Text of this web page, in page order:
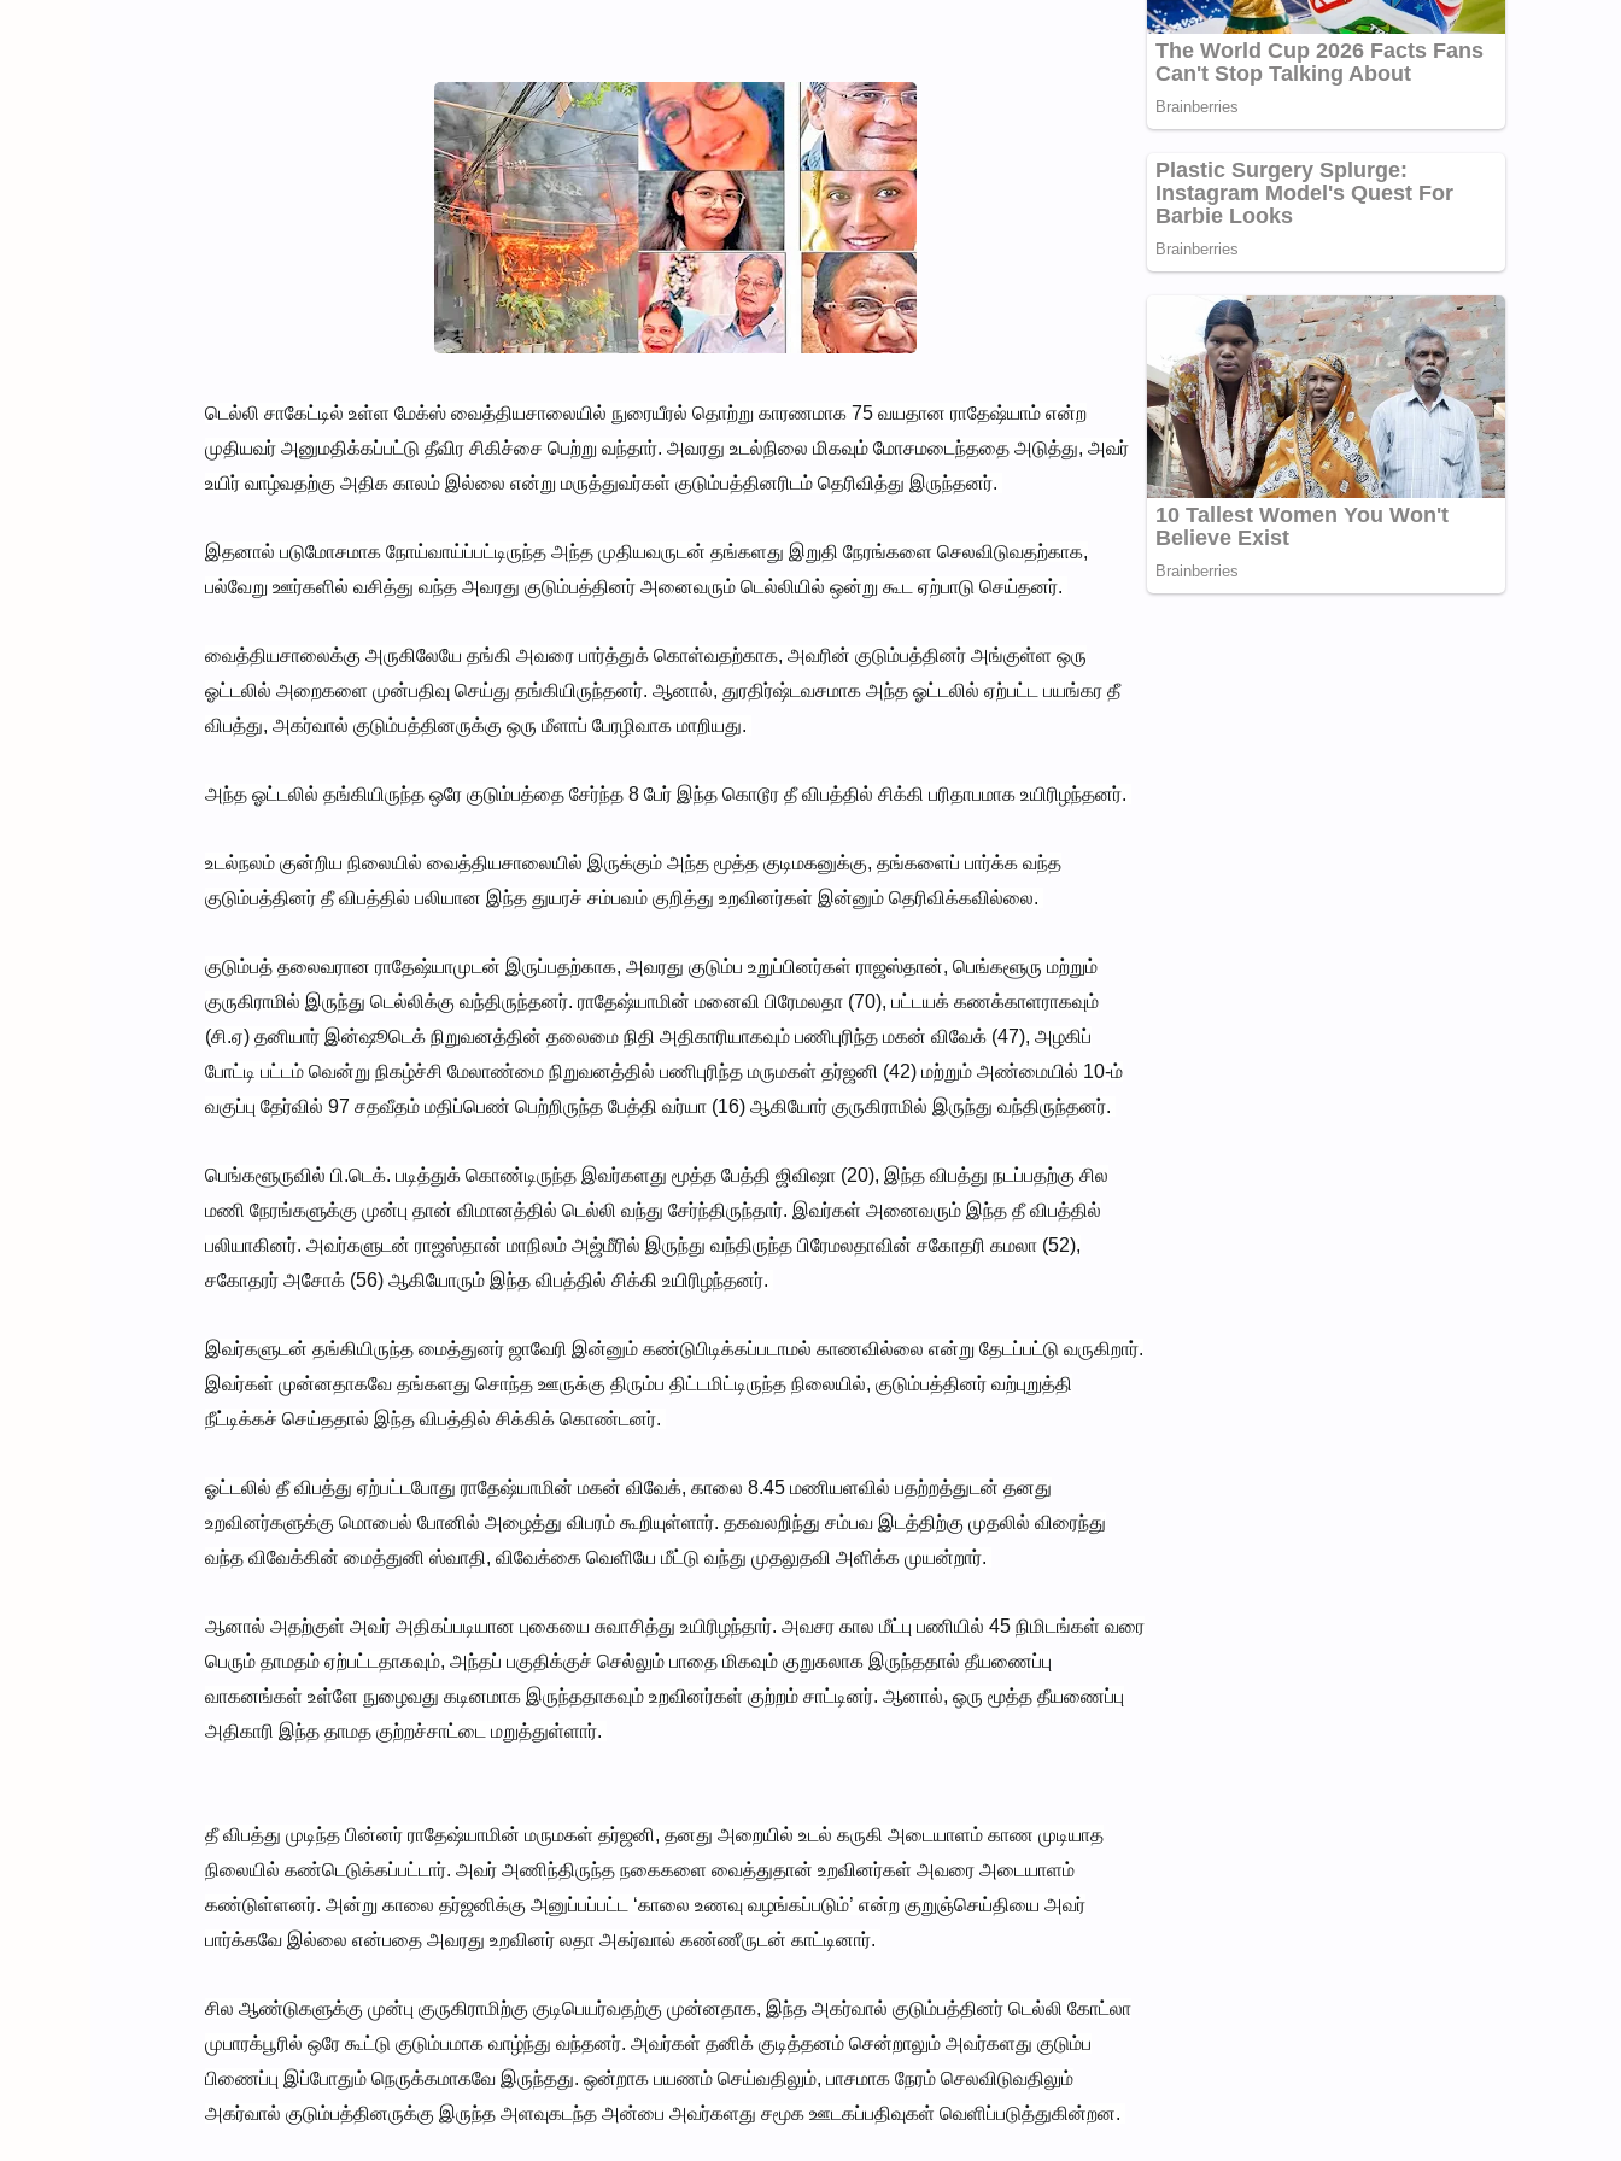
டெல்லி சாகேட்டில் உள்ள மேக்ஸ் வைத்தியசாலையில் நுரையீரல் தொற்று காரணமாக 75 வயதான ராதேஷ்யாம் என்ற
முதியவர் அனுமதிக்கப்பட்டு தீவிர சிகிச்சை பெற்று வந்தார். அவரது உடல்நிலை மிகவும் மோசமடைந்ததை அடுத்து, அவர்
உயிர் வாழ்வதற்கு அதிக காலம் இல்லை என்று மருத்துவர்கள் குடும்பத்தினரிடம் தெரிவித்து இருந்தனர்.
இதனால் படுமோசமாக நோய்வாய்ப்பட்டிருந்த அந்த முதியவருடன் தங்களது இறுதி நேரங்களை செலவிடுவதற்காக,
பல்வேறு ஊர்களில் வசித்து வந்த அவரது குடும்பத்தினர் அனைவரும் டெல்லியில் ஒன்று கூட ஏற்பாடு செய்தனர்.
வைத்தியசாலைக்கு அருகிலேயே தங்கி அவரை பார்த்துக் கொள்வதற்காக, அவரின் குடும்பத்தினர் அங்குள்ள ஒரு
ஓட்டலில் அறைகளை முன்பதிவு செய்து தங்கியிருந்தனர். ஆனால், துரதிர்ஷ்டவசமாக அந்த ஓட்டலில் ஏற்பட்ட பயங்கர தீ
விபத்து, அகர்வால் குடும்பத்தினருக்கு ஒரு மீளாப் பேரழிவாக மாறியது.
அந்த ஓட்டலில் தங்கியிருந்த ஒரே குடும்பத்தை சேர்ந்த 8 பேர் இந்த கொடூர தீ விபத்தில் சிக்கி பரிதாபமாக உயிரிழந்தனர்.
உடல்நலம் குன்றிய நிலையில் வைத்தியசாலையில் இருக்கும் அந்த மூத்த குடிமகனுக்கு, தங்களைப் பார்க்க வந்த
குடும்பத்தினர் தீ விபத்தில் பலியான இந்த துயரச் சம்பவம் குறித்து உறவினர்கள் இன்னும் தெரிவிக்கவில்லை.
குடும்பத் தலைவரான ராதேஷ்யாமுடன் இருப்பதற்காக, அவரது குடும்ப உறுப்பினர்கள் ராஜஸ்தான், பெங்களூரு மற்றும்
குருகிராமில் இருந்து டெல்லிக்கு வந்திருந்தனர். ராதேஷ்யாமின் மனைவி பிரேமலதா (70), பட்டயக் கணக்காளராகவும்
(சி.ஏ) தனியார் இன்ஷூடெக் நிறுவனத்தின் தலைமை நிதி அதிகாரியாகவும் பணிபுரிந்த மகன் விவேக் (47), அழகிப்
போட்டி பட்டம் வென்று நிகழ்ச்சி மேலாண்மை நிறுவனத்தில் பணிபுரிந்த மருமகள் தர்ஜனி (42) மற்றும் அண்மையில் 10-ம்
வகுப்பு தேர்வில் 97 சதவீதம் மதிப்பெண் பெற்றிருந்த பேத்தி வர்யா (16) ஆகியோர் குருகிராமில் இருந்து வந்திருந்தனர்.
பெங்களூருவில் பி.டெக். படித்துக் கொண்டிருந்த இவர்களது மூத்த பேத்தி ஜிவிஷா (20), இந்த விபத்து நடப்பதற்கு சில
மணி நேரங்களுக்கு முன்பு தான் விமானத்தில் டெல்லி வந்து சேர்ந்திருந்தார். இவர்கள் அனைவரும் இந்த தீ விபத்தில்
பலியாகினர். அவர்களுடன் ராஜஸ்தான் மாநிலம் அஜ்மீரில் இருந்து வந்திருந்த பிரேமலதாவின் சகோதரி கமலா (52),
சகோதரர் அசோக் (56) ஆகியோரும் இந்த விபத்தில் சிக்கி உயிரிழந்தனர்.
இவர்களுடன் தங்கியிருந்த மைத்துனர் ஜாவேரி இன்னும் கண்டுபிடிக்கப்படாமல் காணவில்லை என்று தேடப்பட்டு வருகிறார்.
இவர்கள் முன்னதாகவே தங்களது சொந்த ஊருக்கு திரும்ப திட்டமிட்டிருந்த நிலையில், குடும்பத்தினர் வற்புறுத்தி
நீட்டிக்கச் செய்ததால் இந்த விபத்தில் சிக்கிக் கொண்டனர்.
ஓட்டலில் தீ விபத்து ஏற்பட்டபோது ராதேஷ்யாமின் மகன் விவேக், காலை 8.45 மணியளவில் பதற்றத்துடன் தனது
உறவினர்களுக்கு மொபைல் போனில் அழைத்து விபரம் கூறியுள்ளார். தகவலறிந்து சம்பவ இடத்திற்கு முதலில் விரைந்து
வந்த விவேக்கின் மைத்துனி ஸ்வாதி, விவேக்கை வெளியே மீட்டு வந்து முதலுதவி அளிக்க முயன்றார்.
ஆனால் அதற்குள் அவர் அதிகப்படியான புகையை சுவாசித்து உயிரிழந்தார். அவசர கால மீட்பு பணியில் 45 நிமிடங்கள் வரை
பெரும் தாமதம் ஏற்பட்டதாகவும், அந்தப் பகுதிக்குச் செல்லும் பாதை மிகவும் குறுகலாக இருந்ததால் தீயணைப்பு
வாகனங்கள் உள்ளே நுழைவது கடினமாக இருந்ததாகவும் உறவினர்கள் குற்றம் சாட்டினர். ஆனால், ஒரு மூத்த தீயணைப்பு
அதிகாரி இந்த தாமத குற்றச்சாட்டை மறுத்துள்ளார்.
தீ விபத்து முடிந்த பின்னர் ராதேஷ்யாமின் மருமகள் தர்ஜனி, தனது அறையில் உடல் கருகி அடையாளம் காண முடியாத
நிலையில் கண்டெடுக்கப்பட்டார். அவர் அணிந்திருந்த நகைகளை வைத்துதான் உறவினர்கள் அவரை அடையாளம்
கண்டுள்ளனர். அன்று காலை தர்ஜனிக்கு அனுப்பப்பட்ட ‘காலை உணவு வழங்கப்படும்’ என்ற குறுஞ்செய்தியை அவர்
பார்க்கவே இல்லை என்பதை அவரது உறவினர் லதா அகர்வால் கண்ணீருடன் காட்டினார்.
சில ஆண்டுகளுக்கு முன்பு குருகிராமிற்கு குடிபெயர்வதற்கு முன்னதாக, இந்த அகர்வால் குடும்பத்தினர் டெல்லி கோட்லா
முபாரக்பூரில் ஒரே கூட்டு குடும்பமாக வாழ்ந்து வந்தனர். அவர்கள் தனிக் குடித்தனம் சென்றாலும் அவர்களது குடும்ப
பிணைப்பு இப்போதும் நெருக்கமாகவே இருந்தது. ஒன்றாக பயணம் செய்வதிலும், பாசமாக நேரம் செலவிடுவதிலும்
அகர்வால் குடும்பத்தினருக்கு இருந்த அளவுகடந்த அன்பை அவர்களது சமூக ஊடகப்பதிவுகள் வெளிப்படுத்துகின்றன.